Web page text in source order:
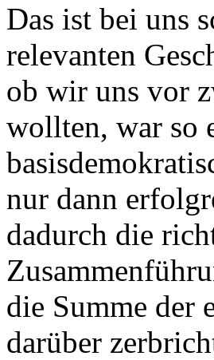
Das ist bei uns
relevanten
ob wir uns vor
wollten, war so
nur dann
dadurch die
die Summe der
darüber